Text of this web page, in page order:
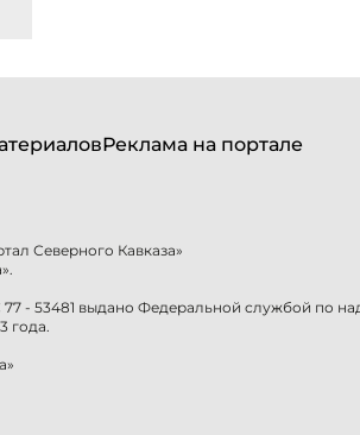
Реклама на портале
Северного Кавказа»
- 53481 выдано Федеральной службой по
года.